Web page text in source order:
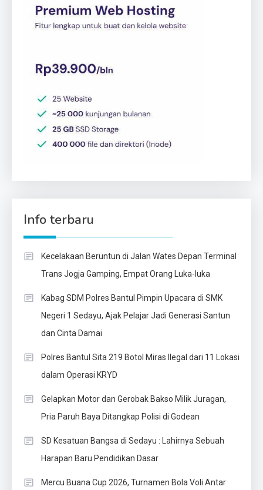
Info terbaru
Kecelakaan Beruntun di Jalan Wates Depan Terminal
Trans Jogja Gamping, Empat Orang Luka-luka
Kabag SDM Polres Bantul Pimpin Upacara di SMK
Negeri 1 Sedayu, Ajak Pelajar Jadi Generasi Santun
dan Cinta Damai
Polres Bantul Sita 219 Botol Miras Ilegal dari 11 Lokasi
dalam Operasi KRYD
Gelapkan Motor dan Gerobak Bakso Milik Juragan,
Pria Paruh Baya Ditangkap Polisi di Godean
SD Kesatuan Bangsa di Sedayu : Lahirnya Sebuah
Harapan Baru Pendidikan Dasar
Mercu Buana Cup 2026, Turnamen Bola Voli Antar